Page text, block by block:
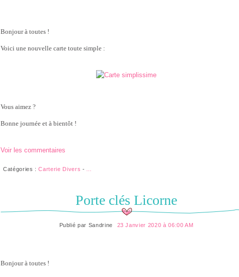
Bonjour à toutes !
Voici une nouvelle carte toute simple :
Vous aimez ?
Bonne journée et à bientôt !
Voir les commentaires
Catégories :Carterie Divers -
Porte clés Licorne
Publié par Sandrine 23 Janvier 2020 à 06:00 AM
Bonjour à toutes !